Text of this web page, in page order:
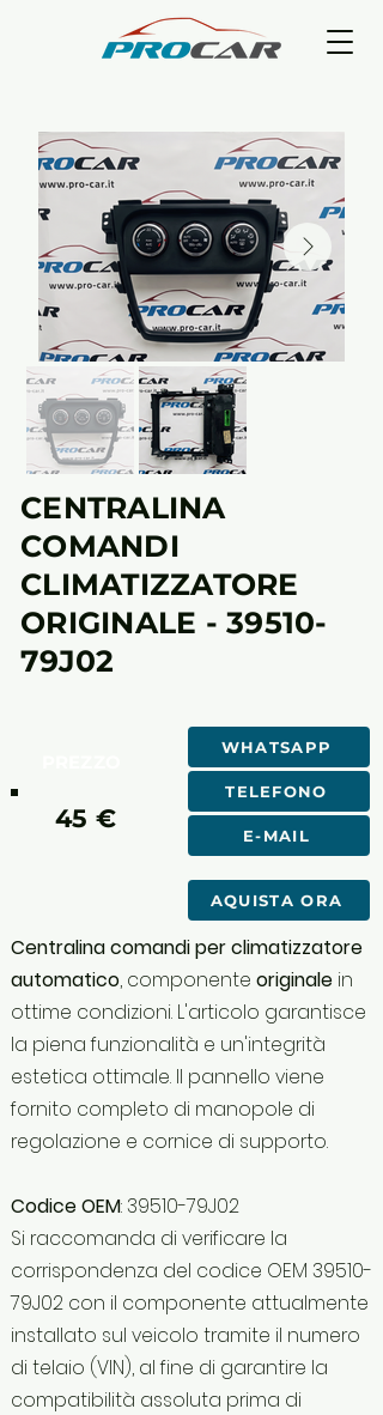
CENTRALINA
COMANDI
CLIMATIZZATORE
ORIGINALE - 39510-
79J02
45 €
WHATSAPP
TELEFONO
E-MAIL
AQUISTA ORA
Centralina comandi per climatizzatore
automatico, componente originale in
ottime condizioni. L'articolo garantisce
la piena funzionalità e un'integrità
estetica ottimale. Il pannello viene
fornito completo di manopole di
regolazione e cornice di supporto.
Codice OEM: 39510-79J02
Si raccomanda di verificare la
corrispondenza del codice OEM 39510-
79J02 con il componente attualmente
installato sul veicolo tramite il numero
di telaio (VIN), al fine di garantire la
compatibilità assoluta prima di